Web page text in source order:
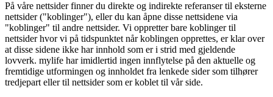
På våre nettsider finner du direkte og indirekte referanser til eksterne
nettsider ("koblinger"), eller du kan åpne disse nettsidene via
"koblinger" til andre nettsider. Vi oppretter bare koblinger til
nettsider hvor vi på tidspunktet når koblingen opprettes, er klar over
at disse sidene ikke har innhold som er i strid med gjeldende
lovverk. mylife har imidlertid ingen innflytelse på den aktuelle og
fremtidige utformingen og innholdet fra lenkede sider som tilhører
tredjepart eller til nettsider som er koblet til vår side.